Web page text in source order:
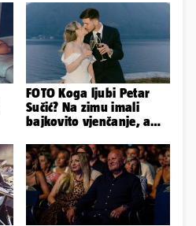
FOTO Koga ljubi Petar
Sučić? Na zimu imali
bajkovito vjenčanje, a
sin!